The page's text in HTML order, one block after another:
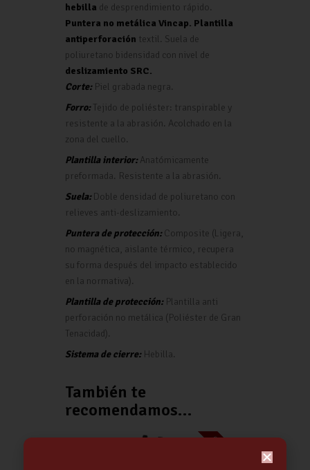
hebilla de desprendimiento rápido.
Puntera no metálica Vincap. Plantilla
antiperforación textil. Suela de
poliuretano bidensidad con nivel de
deslizamiento SRC.
Corte: Piel grabada negra.
Forro:Tejido de poliéster: transpirable y
resistente a la abrasión. Acolchado en la
zona del cuello.
Plantilla interior:Anatómicamente
preformada. Resistente a la abrasión.
Suela:Doble densidad de poliuretano con
relieves anti-deslizamiento.
Puntera de protección:Composite (Ligera,
no magnética, aislante térmico, recupera
su forma después del impacto establecido
en la normativa).
Plantilla de protección: Plantilla anti
perforación no metálica (Poliéster de Gran
Tenacidad).
Sistema de cierre: Hebilla.
También te
recomendamos…